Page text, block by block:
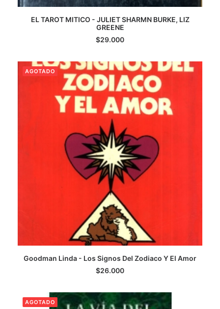
LEER MÁS
EL TAROT MITICO - JULIET SHARMN BURKE, LIZ
GREENE
$29.000
AGOTADO
LEER MÁS
Goodman Linda - Los Signos Del Zodiaco Y El Amor
$26.000
AGOTADO